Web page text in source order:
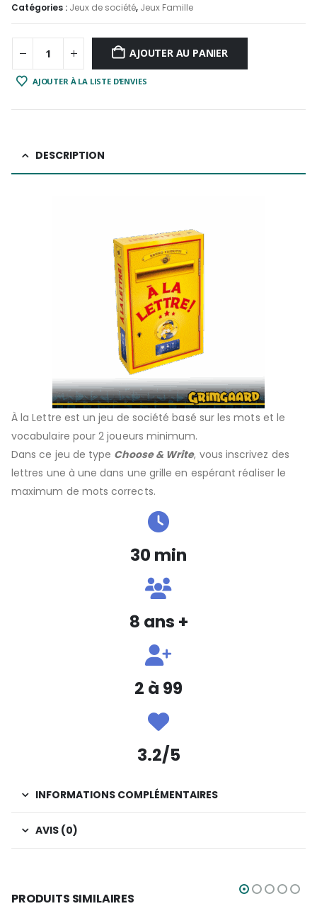
Catégories : Jeux de société, Jeux Famille
AJOUTER AU PANIER
AJOUTER À LA LISTE D’ENVIES
DESCRIPTION
À la Lettre est unjeu de société basé sur les mots et le
vocabulaire pour 2 joueurs minimum.
Dans ce jeu de type Choose & Write, vous inscrivez des
lettres une à une dans une grille en espérant réaliser le
maximum de mots corrects.
30 min
8 ans +
2 à 99
3.2/5
INFORMATIONS COMPLÉMENTAIRES
AVIS (0)
PRODUITS SIMILAIRES